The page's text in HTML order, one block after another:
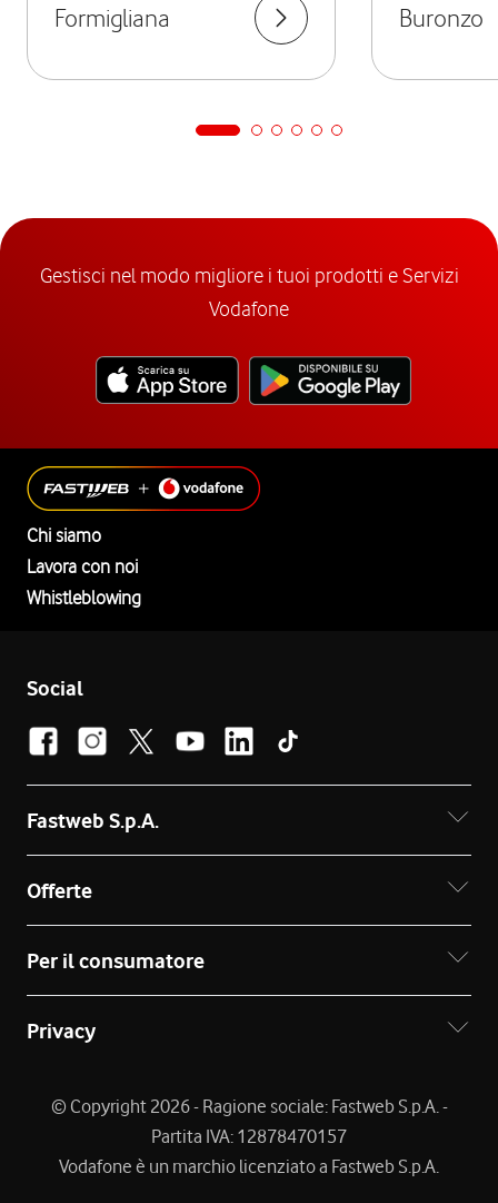
Formigliana Buronzo
Gestisci nel modo migliore i tuoi prodotti e Servizi
Vodafone
Chi siamo
Lavora con noi
Whistleblowing
Social
Fastweb S.p.A.
Offerte
Per il consumatore
Privacy
© Copyright 2026 - Ragione sociale: Fastweb S.p.A. -
Partita IVA: 12878470157
Vodafone è un marchio licenziato a Fastweb S.p.A.